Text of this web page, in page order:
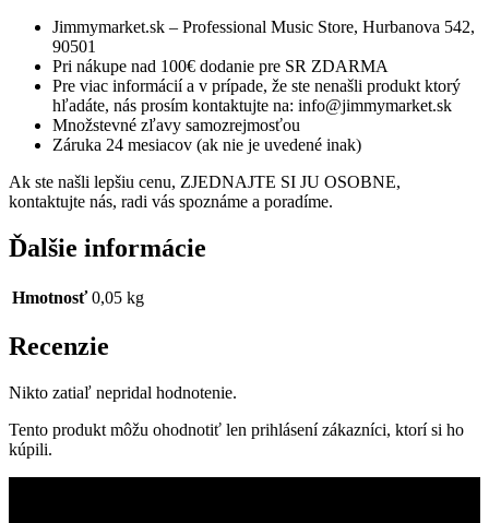
Jimmymarket.sk – Professional Music Store, Hurbanova 542,
90501
Pri nákupe nad 100€ dodanie pre SR ZDARMA
Pre viac informácií a v prípade, že ste nenašli produkt ktorý
hľadáte, nás prosím kontaktujte na: info@jimmymarket.sk
Množstevné zľavy samozrejmosťou
Záruka 24 mesiacov (ak nie je uvedené inak)
Ak ste našli lepšiu cenu, ZJEDNAJTE SI JU OSOBNE,
kontaktujte nás, radi vás spoznáme a poradíme.
Ďalšie informácie
Hmotnosť 0,05 kg
Recenzie
Nikto zatiaľ nepridal hodnotenie.
Tento produkt môžu ohodnotiť len prihlásení zákazníci, ktorí si ho
kúpili.